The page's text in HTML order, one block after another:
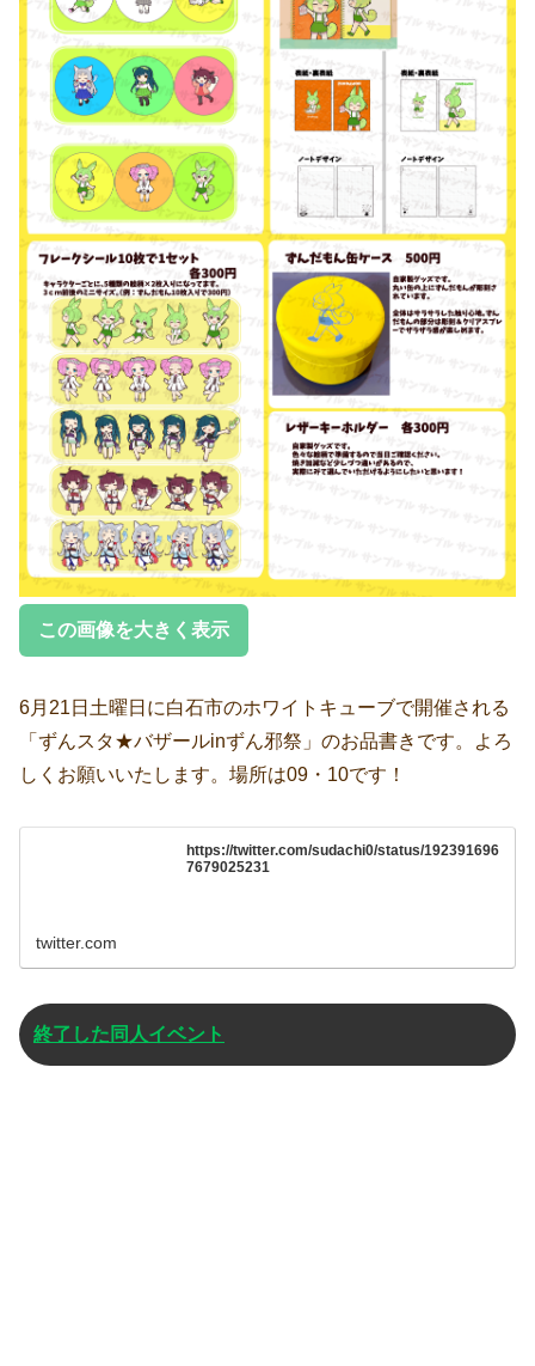
この画像を大きく表示
6月21日土曜日に白石市のホワイトキューブで開催される
「ずんスタ★バザールinずん邪祭」のお品書きです。よろ
しくお願いいたします。場所は09・10です！
https://twitter.com/sudachi0/status/192391696
7679025231
twitter.com
終了した同人イベント